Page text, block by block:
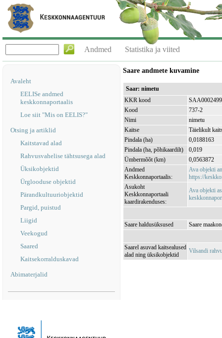
Andmed Statistika ja viited
Avaleht
EELISe andmed
keskkonnaportaalis
Loe siit "Mis on EELIS?"
Otsing ja artiklid
Kaitstavad alad
Rahvusvahelise tähtsusega alad
Üksikobjektid
Ürglooduse objektid
Pärandkultuuriobjektid
Pargid, puistud
Liigid
Veekogud
Saared
Kaitsekorralduskavad
Abimaterjalid
Saare andmete kuvamine
Saar: nimetu
KKR kood
SAA0002499
Kood
737-2
Nimi
nimetu
Kaitse
Täielikult
Pindala (ha)
0,0188163
Pindala (ha, põhikaardilt)
0,019
Ümbermõõt (km)
0,0563872
Andmed
Keskkonnaportaalis:
Ava objekti
https://
Asukoht
Keskkonnaportaali
kaardirakenduses:
Ava objekti
Saare haldusüksused Saare
Saarel asuvad kaitsealused
alad ning üksikobjektid
Vilsandi